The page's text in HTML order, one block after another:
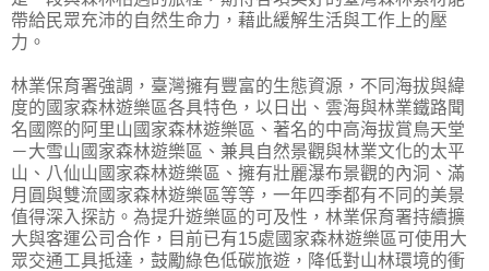
帶給民眾充沛的自然生命力，藉此緩解生活與工作上的壓
力。
林業保育署強調，臺灣擁有豐富的生態資源，不同海拔與緯
度的國家森林遊樂區各具特色，以日出、雲海與林業鐵路聞
名國際的阿里山國家森林遊樂區、著名的中高海拔賞鳥天堂
－大雪山國家森林遊樂區、兼具自然景觀與林業文化的太平
山、八仙山國家森林遊樂區、擁有壯麗瀑布景觀的內洞、滿
月圓與雙流國家森林遊樂區等等，一年四季都有不同的美景
值得深入探訪。為提升遊樂區的可及性，林業保育署持續擴
大與客運公司合作，目前已有15處國家森林遊樂區可使用大
眾交通工具抵達，鼓勵綠色低碳旅遊，降低對山林環境的衝